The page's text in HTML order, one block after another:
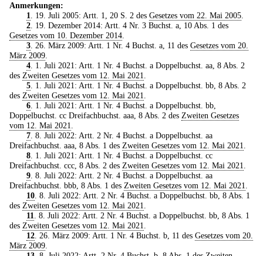
Anmerkungen:
1. 19. Juli 2005: Artt. 1, 20 S. 2 des Gesetzes vom 22. Mai 2005.
2. 19. Dezember 2014: Artt. 4 Nr. 3 Buchst. a, 10 Abs. 1 des
Gesetzes vom 10. Dezember 2014.
3. 26. März 2009: Artt. 1 Nr. 4 Buchst. a, 11 des Gesetzes vom 20.
März 2009.
4. 1. Juli 2021: Artt. 1 Nr. 4 Buchst. a Doppelbuchst. aa, 8 Abs. 2
des Zweiten Gesetzes vom 12. Mai 2021.
5. 1. Juli 2021: Artt. 1 Nr. 4 Buchst. a Doppelbuchst. bb, 8 Abs. 2
des Zweiten Gesetzes vom 12. Mai 2021.
6. 1. Juli 2021: Artt. 1 Nr. 4 Buchst. a Doppelbuchst. bb,
Doppelbuchst. cc Dreifachbuchst. aaa, 8 Abs. 2 des Zweiten Gesetzes
vom 12. Mai 2021.
7. 8. Juli 2022: Artt. 2 Nr. 4 Buchst. a Doppelbuchst. aa
Dreifachbuchst. aaa, 8 Abs. 1 des Zweiten Gesetzes vom 12. Mai 2021.
8. 1. Juli 2021: Artt. 1 Nr. 4 Buchst. a Doppelbuchst. cc
Dreifachbuchst. ccc, 8 Abs. 2 des Zweiten Gesetzes vom 12. Mai 2021.
9. 8. Juli 2022: Artt. 2 Nr. 4 Buchst. a Doppelbuchst. aa
Dreifachbuchst. bbb, 8 Abs. 1 des Zweiten Gesetzes vom 12. Mai 2021.
10. 8. Juli 2022: Artt. 2 Nr. 4 Buchst. a Doppelbuchst. bb, 8 Abs. 1
des Zweiten Gesetzes vom 12. Mai 2021.
11. 8. Juli 2022: Artt. 2 Nr. 4 Buchst. a Doppelbuchst. bb, 8 Abs. 1
des Zweiten Gesetzes vom 12. Mai 2021.
12. 26. März 2009: Artt. 1 Nr. 4 Buchst. b, 11 des Gesetzes vom 20.
März 2009.